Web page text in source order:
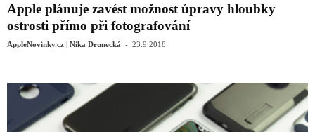
Apple plánuje zavést možnost úpravy hloubky
ostrosti přímo při fotografování
AppleNovinky.cz | Nika Drunecká - 23.9.2018